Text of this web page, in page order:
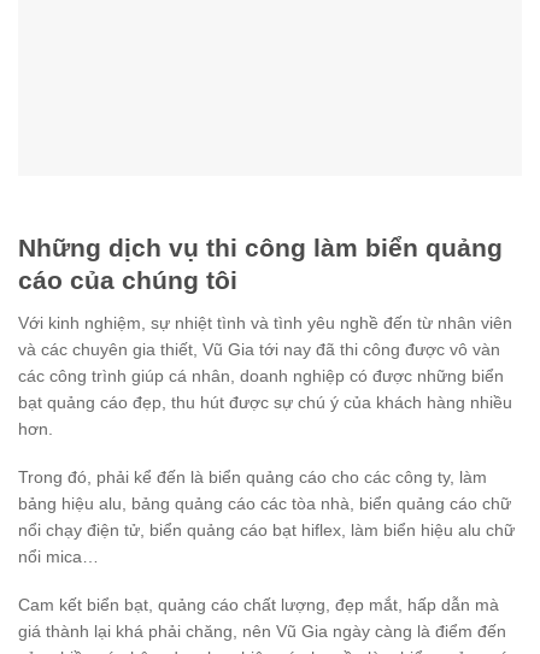
Những dịch vụ thi công làm biển quảng
cáo của chúng tôi
Với kinh nghiệm, sự nhiệt tình và tình yêu nghề đến từ nhân viên
và các chuyên gia thiết, Vũ Gia tới nay đã thi công được vô vàn
các công trình giúp cá nhân, doanh nghiệp có được những biển
bạt quảng cáo đẹp, thu hút được sự chú ý của khách hàng nhiều
hơn.
Trong đó, phải kể đến là biển quảng cáo cho các công ty, làm
bảng hiệu alu, bảng quảng cáo các tòa nhà, biển quảng cáo chữ
nổi chạy điện tử, biển quảng cáo bạt hiflex, làm biển hiệu alu chữ
nổi mica…
Cam kết biển bạt, quảng cáo chất lượng, đẹp mắt, hấp dẫn mà
giá thành lại khá phải chăng, nên Vũ Gia ngày càng là điểm đến